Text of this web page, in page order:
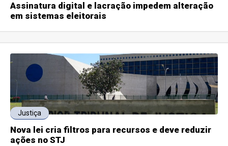
Assinatura digital e lacração impedem alteração
em sistemas eleitorais
Justiça
Nova lei cria filtros para recursos e deve reduzir
ações no STJ